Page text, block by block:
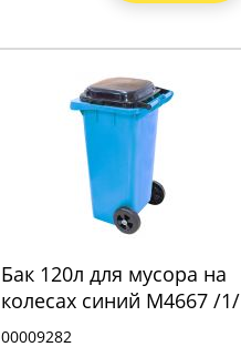
Бак 120л для мусора на
колесах синий М4667 /1/
00009282